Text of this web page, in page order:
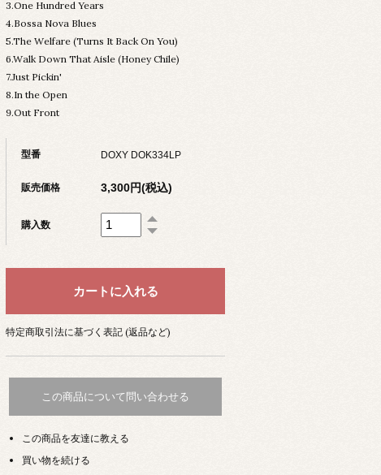
3.One Hundred Years
4.Bossa Nova Blues
5.The Welfare (Turns It Back On You)
6.Walk Down That Aisle (Honey Chile)
7.Just Pickin'
8.In the Open
9.Out Front
型番 DOXY DOK334LP
販売価格 3,300円(税込)
購入数
特定商取引法に基づく表記 (返品など)
この商品について問い合わせる
この商品を友達に教える
買い物を続ける